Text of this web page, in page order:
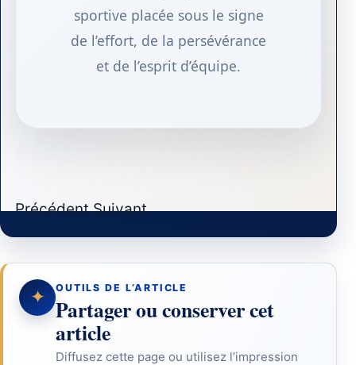
sportive placée sous le signe
de l’effort, de la persévérance
et de l’esprit d’équipe.
Article précédent : Cross du LFIHM
PrécédentArticle suivant : media
Suivant
✦ OUTILS DE L’ARTICLE
Partager ou conserver cet
article
Diffusez cette page ou utilisez l’impression